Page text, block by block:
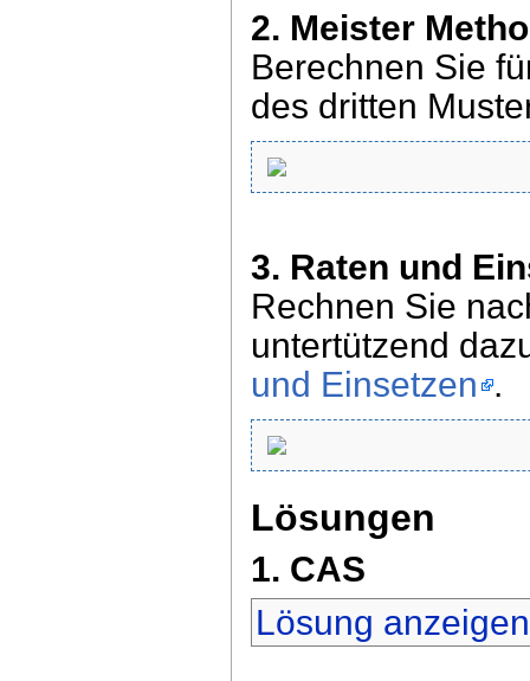
2. Meister
Berechnen Sie
des dritten
3. Raten und
Rechnen Sie
untertützend
und Einsetzen .
Lösungen
1. CAS
Lösung anzeigen